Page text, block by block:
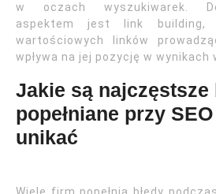
w oczach wyszukiwarek.
aspektem jest link building,
wartościowych linków
wpływa na jej pozycję w wynikach
Jakie są najczęstsze
popełniane przy
unikać